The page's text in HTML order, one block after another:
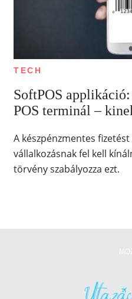
TECH
SoftPOS
POS terminál –
A készpénzmentes
vállalkozásnak fel kell
törvény szabályozza ezt.